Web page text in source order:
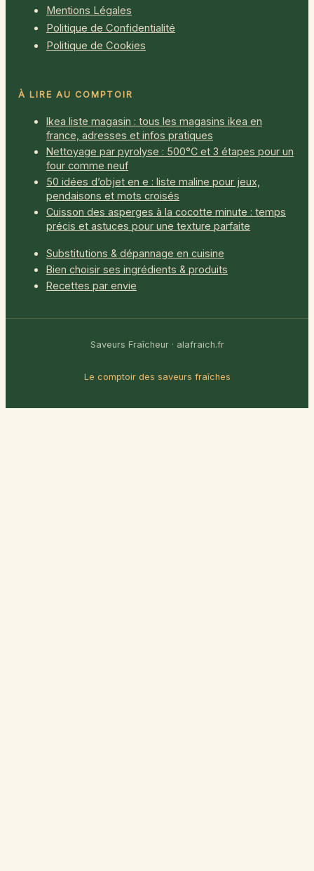
Mentions Légales
Politique de Confidentialité
Politique de Cookies
À LIRE AU COMPTOIR
Ikea liste magasin : tous les magasins ikea en
france, adresses et infos pratiques
Nettoyage par pyrolyse : 500°C et 3 étapes pour un
four comme neuf
50 idées d’objet en e : liste maline pour jeux,
pendaisons et mots croisés
Cuisson des asperges à la cocotte minute : temps
précis et astuces pour une texture parfaite
Substitutions & dépannage en cuisine
Bien choisir ses ingrédients & produits
Recettes par envie
Saveurs Fraîcheur · alafraich.fr
Le comptoir des saveurs fraîches